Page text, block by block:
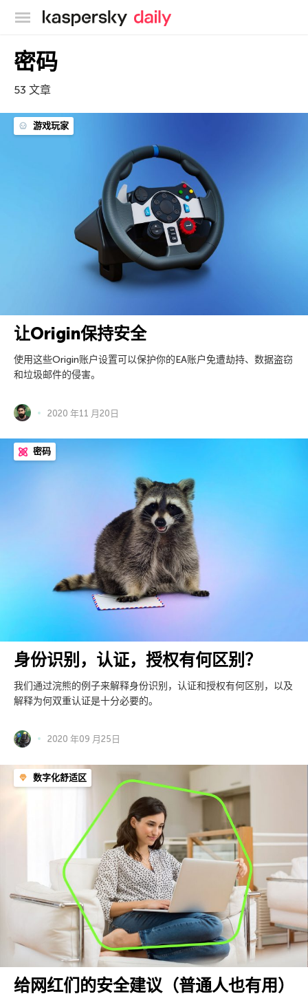
卡巴斯基官方博客
密码
53 文章
游戏玩家
让Origin保持安全
使用这些Origin账户设置可以保护你的EA账户免遭劫持、数据盗窃
和垃圾邮件的侵害。
2020 年11 月20日
密码
身份识别，认证，授权有何区别？
我们通过浣熊的例子来解释身份识别，认证和授权有何区别，以及
解释为何双重认证是十分必要的。
2020 年09 月25日
数字化舒适区
给网红们的安全建议（普通人也有用）